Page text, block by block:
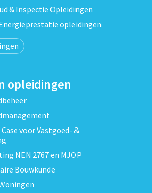
& Inspectie Opleidingen
opleidingen
opleidingen
voor Vastgoed- &
NEN 2767 en MJOP
Bouwkunde